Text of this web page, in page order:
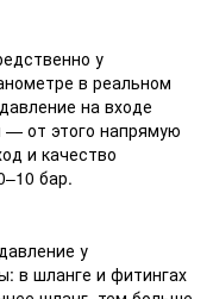
у
в реальном
на входе
— от этого напрямую
и качество
бар.
у
в шланге и фитингах